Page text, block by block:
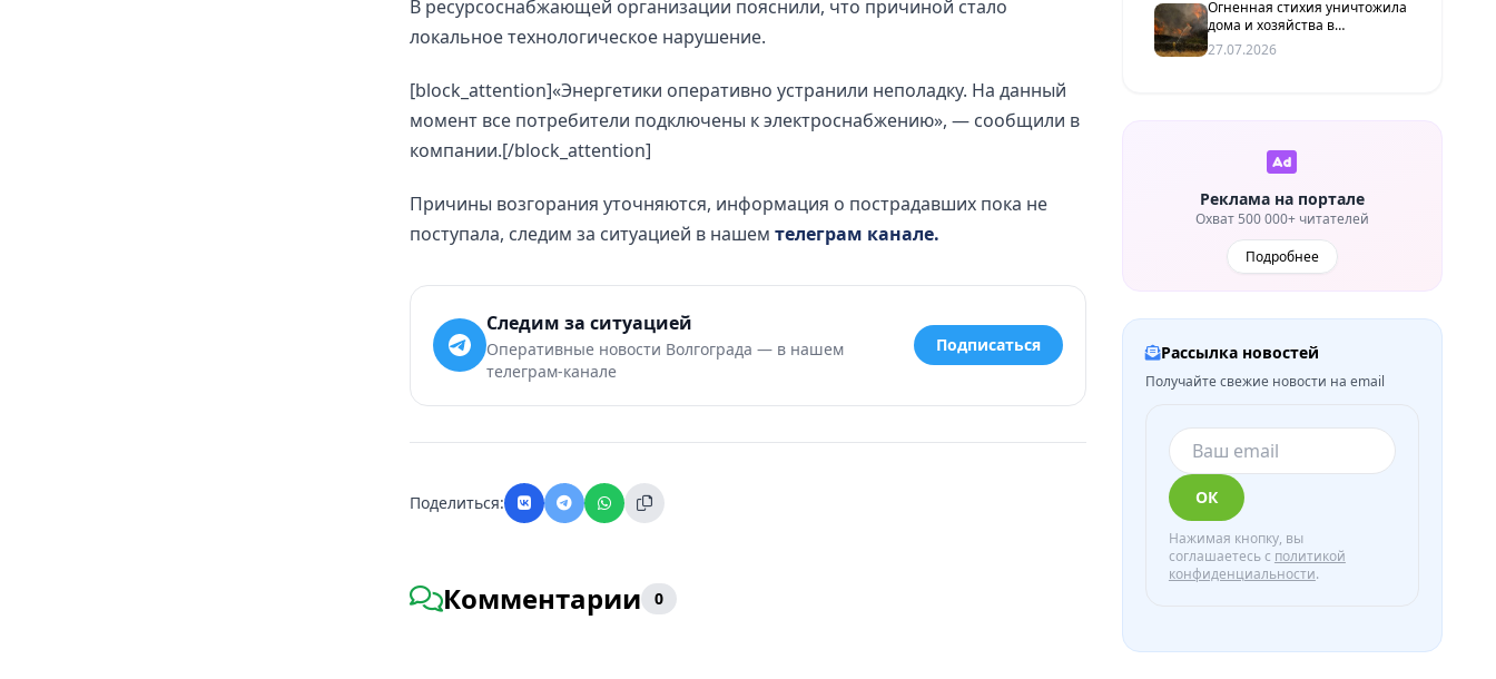
В ресурсоснабжающей организации пояснили, что причиной стало
локальное технологическое нарушение.
[block_attention]«Энергетики оперативно устранили неполадку. На данный
момент все потребители подключены к электроснабжению», — сообщили в
компании.[/block_attention]
Причины возгорания уточняются, информация о пострадавших пока не
поступала, следим за ситуацией в нашем телеграм канале.
Следим за ситуацией
Оперативные новости Волгограда — в нашем
телеграм-канале
Подписаться
Поделиться:
Комментарии 0
Огненная стихия уничтожила
дома и хозяйства в
Волгоградской области: за
сутки произошло 24 пожара
27.07.2026
Реклама на портале
Охват 500 000+ читателей
Подробнее
Рассылка новостей
Получайте свежие новости на email
ОК
Нажимая кнопку, вы
соглашаетесь с политикой
конфиденциальности.